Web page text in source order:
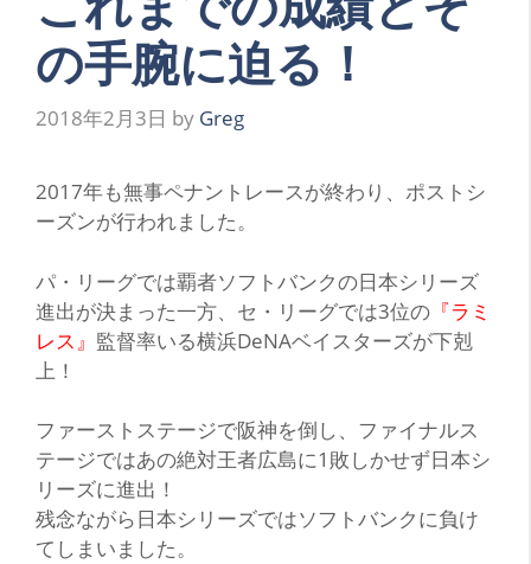
の手腕に迫る！
2018年2月3日 by Greg
2017年も無事ペナントレースが終わり、ポストシ
ーズンが行われました。
パ・リーグでは覇者ソフトバンクの日本シリーズ
進出が決まった一方、セ・リーグでは3位の 『ラミ
レス』 監督率いる横浜DeNAベイスターズが下剋
上！
ファーストステージで阪神を倒し、ファイナルス
テージではあの絶対王者広島に1敗しかせず日本シ
リーズに進出！
残念ながら日本シリーズではソフトバンクに負け
てしまいました。